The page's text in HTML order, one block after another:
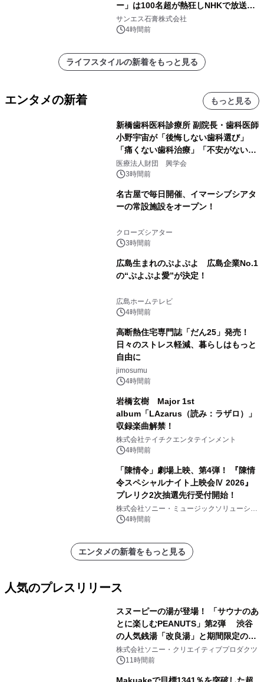
ー」は100名超が熱狂しNHKで放送さ
れました。
サンエス石膏株式会社
4時間前
ライフスタイルの新着をもっと見る
エンタメの新着 もっと見る
新橋歯科医科診療所 副院長・歯科医師
小野宇宙が「後悔しない歯科選び」
「痛くない歯科治療」「不安がない治
療計画」をテーマに専門監修
医療法人財団 興学会
3時間前
名古屋で毎日開催、イマーシブシアタ
ーの常設施設をオープン！
クローズシアター
3時間前
広島生まれのぷよぷよ 広島企業No.1
の“ぷよぷよ愛”が決定！
広島ホームテレビ
4時間前
高断熱住宅専門誌「だん25」発売！
日々のストレス軽減、暮らしはもっと
自由に
jimosumu
4時間前
岩橋玄樹 Major 1st
album「LAzarus（読み：ラザロ）」
収録楽曲解禁！
株式会社テイチクエンタテインメント
4時間前
「陳情令」劇場上映、第4弾！ 『陳情
令スペシャルナイト上映会Ⅳ 2026』
プレリク2次抽選先行受付開始！
株式会社ソニー・ミュージックソリューショ
ンズ4時間前
エンタメの新着をもっと見る
人気のプレスリリース
スヌーピーの湯が登場！ 「サウナのあ
とに楽しむPEANUTS」第2弾 渋谷
の人気銭湯「改良湯」と期間限定のコ
ラボレーション サウナイキタイコラ
ボグッズも発売決定！
株式会社ソニー・クリエイティブプロダクツ
11時間前